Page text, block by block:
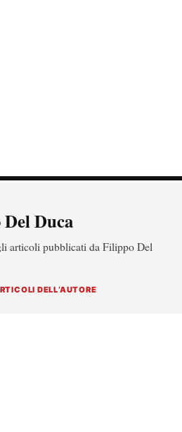
Duca
articoli pubblicati da Filippo Del
DELL’AUTORE